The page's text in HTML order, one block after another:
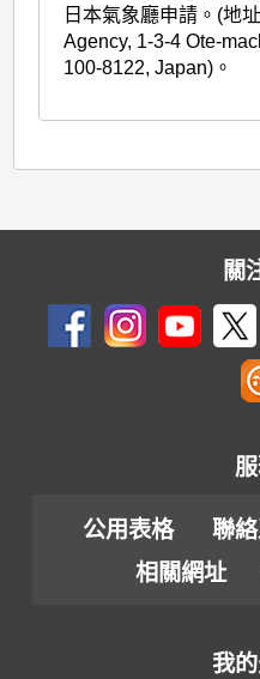
日本氣象廳申請。(地
Agency, 1-3-4 Ote-
100-8122, Japan)。
關
公用表格 聯
相關網址
我